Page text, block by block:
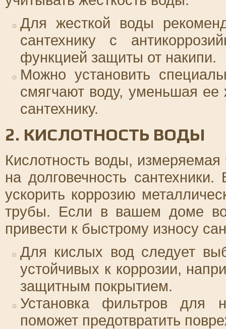
Для жесткой воды
сантехнику с
функцией защиты от накипи.
Можно установить
смягчают воду, уменьшая
сантехнику.
2. КИСЛОТНОСТЬ ВОДЫ
Кислотность воды, измеряемая
на долговечность
ускорить коррозию
трубы. Если в вашем доме
привести к быстрому износу
Для кислых вод следует
устойчивых к коррозии,
защитным покрытием.
Установка фильтров для
поможет предотвратить